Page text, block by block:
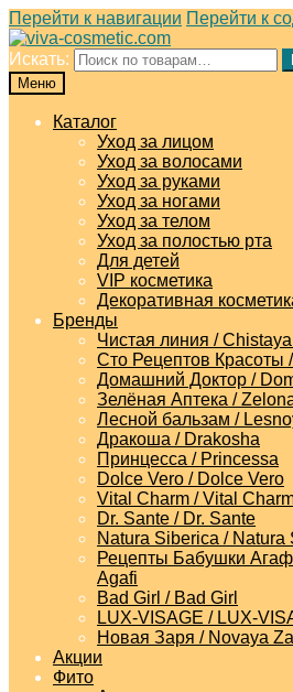
Перейти к навигации Перейти к
Искать:
Меню
Каталог
Уход за лицом
Уход за волосами
Уход за руками
Уход за ногами
Уход за телом
Уход за полостью рта
Для детей
VIP косметика
Декоративная
Бренды
Чистая линия /
Сто Рецептов Красоты
Домашний Доктор /
Зелёная Аптека /
Лесной бальзам /
Дракоша / Drakosha
Принцесса / Princessa
Dolce Vero / Dolce Vero
Vital Charm / Vital
Dr. Sante / Dr. Sante
Natura Siberica / Natura
Рецепты Бабушки
Agafi
Bad Girl / Bad Girl
LUX-VISAGE / LUX-
Новая Заря / Novaya
Акции
Фито